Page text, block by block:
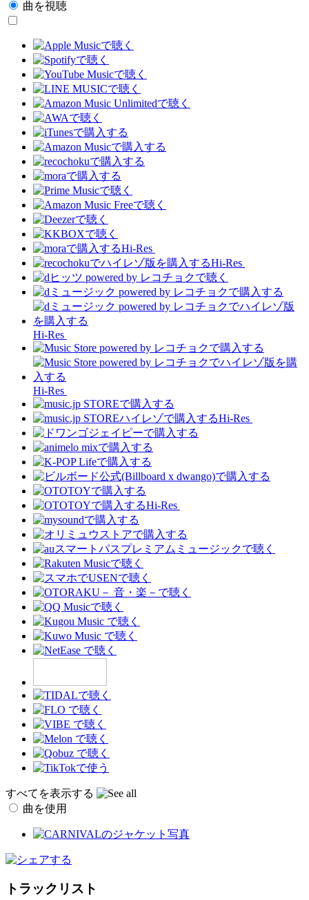
曲を視聴
Hi-Res
Hi-Res
Hi-Res
Hi-Res
Hi-Res
Hi-Res
すべてを表示する
曲を使用
トラックリスト